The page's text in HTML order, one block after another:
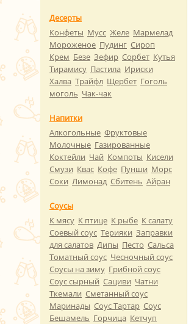
Десерты
Конфеты Мусс Желе Мармелад
Мороженое Пудинг Сироп
Крем Безе Зефир Сорбет Кутья
Тирамису Пастила Ириски
Халва Трайфл Щербет Гоголь
моголь Чак-чак
Напитки
Алкогольные Фруктовые
Молочные Газированные
Коктейли Чай Компоты Кисели
Смузи Квас Кофе Пунши Морс
Соки Лимонад Сбитень Айран
Соусы
К мясу К птице К рыбе К салату
Соевый соус Терияки Заправки
для салатов Дипы Песто Сальса
Томатный соус Чесночный соус
Соусы на зиму Грибной соус
Соус сырный Сациви Чатни
Ткемали Сметанный соус
Маринады Соус Тартар Соус
Бешамель Горчица Кетчуп